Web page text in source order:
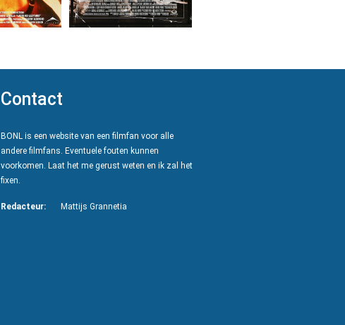
Contact
BONL is een website van een filmfan voor alle
andere filmfans. Eventuele fouten kunnen
voorkomen. Laat het me gerust weten en ik zal het
fixen.
Redacteur: Mattijs Grannetia